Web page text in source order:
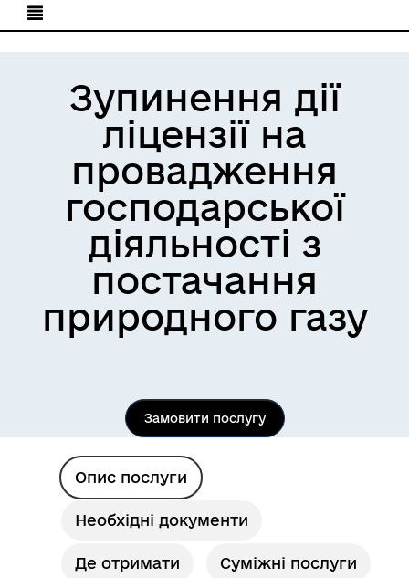
Зупинення дії
ліцензії на
провадження
господарської
діяльності з
постачання
природного газу
Замовити послугу
Опис послуги
Необхідні документи
Де отримати Суміжні послуги